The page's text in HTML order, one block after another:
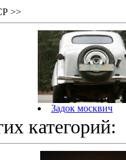
>>
Задок москвич
категорий: